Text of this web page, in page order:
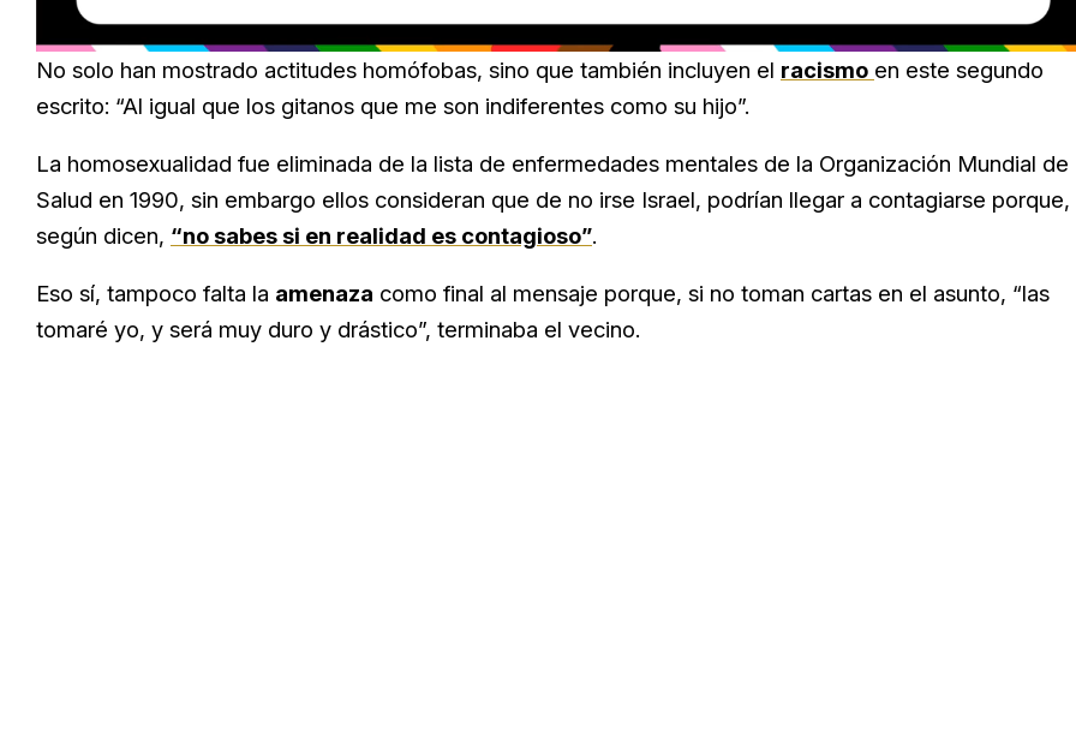
29.95%
No solo han mostrado actitudes homófobas, sino que también incluyen el racismo en este segundo
escrito: “Al igual que los gitanos que me son indiferentes como su hijo”.
La homosexualidad fue eliminada de la lista de enfermedades mentales de la Organización Mundial de
Salud en 1990, sin embargo ellos consideran que de no irse Israel, podrían llegar a contagiarse porque,
según dicen, “no sabes si en realidad es contagioso”.
Eso sí, tampoco falta la amenaza como final al mensaje porque, si no toman cartas en el asunto, “las
tomaré yo, y será muy duro y drástico”, terminaba el vecino.